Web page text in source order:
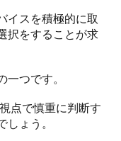
イスを積極的に取
択をすることが求
一つです。
点で慎重に判断す
しょう。